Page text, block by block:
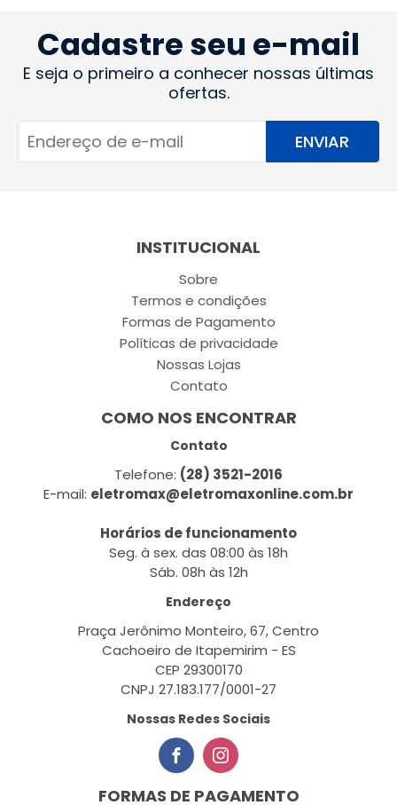
Cadastre seu e-mail
E seja o primeiro a conhecer nossas últimas
ofertas.
ENVIAR
INSTITUCIONAL
Sobre
Termos e condições
Formas de Pagamento
Políticas de privacidade
Nossas Lojas
Contato
COMO NOS ENCONTRAR
Contato
Telefone: (28) 3521-2016
E-mail: eletromax@eletromaxonline.com.br
Horários de funcionamento
Seg. à sex. das 08:00 às 18h
Sáb. 08h às 12h
Endereço
Praça Jerônimo Monteiro, 67, Centro
Cachoeiro de Itapemirim - ES
CEP 29300170
CNPJ 27.183.177/0001-27
Nossas Redes Sociais
FORMAS DE PAGAMENTO